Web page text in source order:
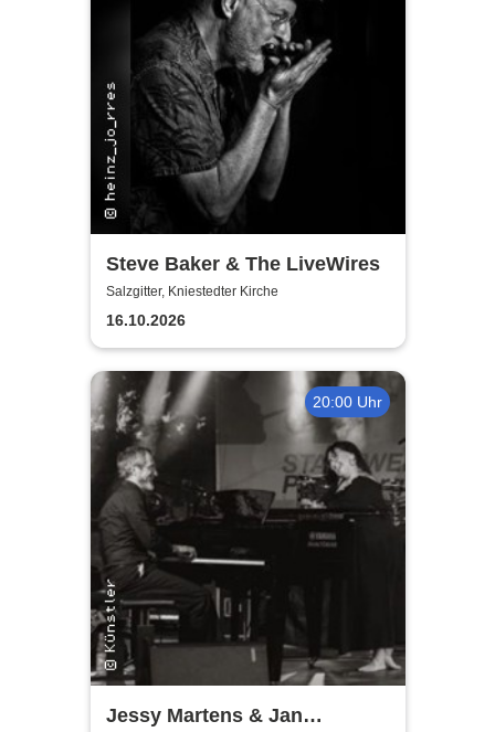
Steve Baker & The LiveWires
Salzgitter, Kniestedter Kirche
16.10.2026
20:00 Uhr
Jessy Martens & Jan